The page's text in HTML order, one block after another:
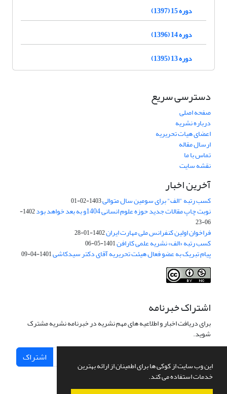
این وب سایت از کوکی ها برای اطمینان از ارائه بهترین
خدمات استفاده می کند.
دوره 15 (1397)
دوره 14 (1396)
دوره 13 (1395)
دسترسی سریع
صفحه اصلی
درباره نشریه
اعضای هیات تحریریه
ارسال مقاله
تماس با ما
نقشه سایت
آخرین اخبار
کسب رتبه "الف" برای سومین سال متوالی1403-02-01
نوبت چاپ مقالات جدید حوزه علوم انسانی 1404و به بعد خواهد بود
1402-
06-23
فراخوان اولین کنفرانس ملی مهارت ایران1402-01-28
کسب رتبه «الف» نشریه علمی کارافن1401-05-06
پیام تبریک به عضو فعال هیئت تحریریه آقای دکتر سیدکاشی1401-04-09
اشتراک خبرنامه
برای دریافت اخبار و اطلاعیه های مهم نشریه در خبرنامه نشریه مشترک
شوید.
اشتراک